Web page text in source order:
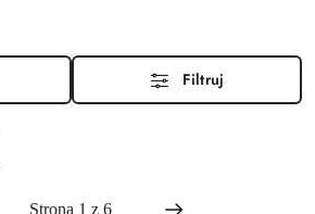
Filtruj